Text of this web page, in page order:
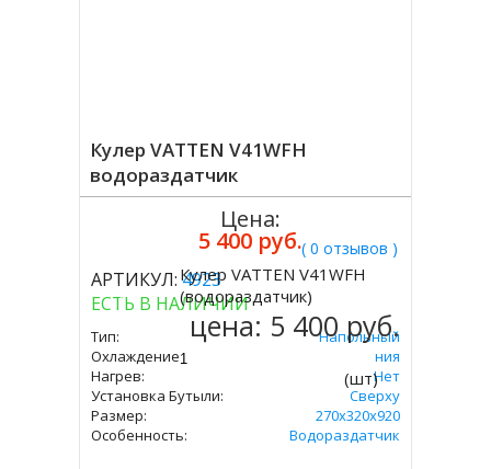
Кулер VATTEN V41WFH
водораздатчик
( 0 отзывов )
АРТИКУЛ:4923
ЕСТЬ В НАЛИЧИИ
Тип:
Напольный
Охлаждение:
Без Охлаждения
Нагрев:
Нет
Установка Бутыли:
Сверху
Размер:
270х320х920
Особенность:
Водораздатчик
Цена:
5 400 руб.
Купить
Кулер VATTEN V41WFH
(водораздатчик)
цена: 5 400 руб.
(шт)